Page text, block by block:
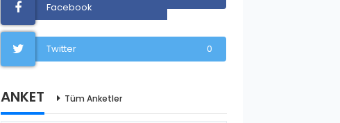
Facebook
Twitter 0
ANKET Tüm Anketler